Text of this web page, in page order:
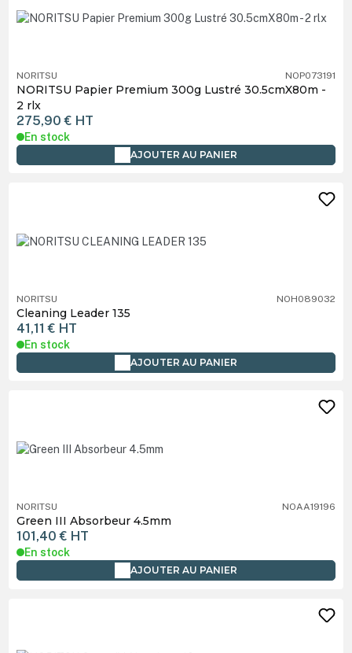
NORITSU NOP073191
NORITSU Papier Premium 300g Lustré 30.5cmX80m -
2 rlx
275,90 € HT
En stock
AJOUTER AU PANIER
NORITSU NOH089032
Cleaning Leader 135
41,11 € HT
En stock
AJOUTER AU PANIER
NORITSU NOAA19196
Green III Absorbeur 4.5mm
101,40 € HT
En stock
AJOUTER AU PANIER